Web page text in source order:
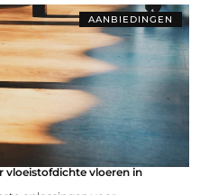
AANBIEDINGEN
vloeistofdichte vloeren in